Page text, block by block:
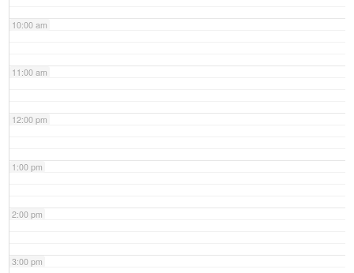
10:00 am
11:00 am
12:00 pm
1:00 pm
2:00 pm
3:00 pm